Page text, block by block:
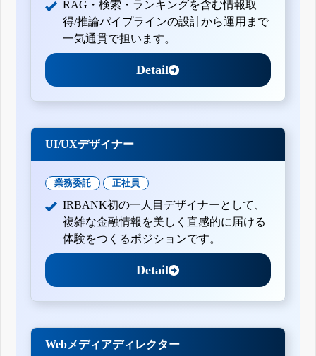
RAG・検索・ランキングを含む情報取
得/推論パイプラインの設計から運用まで
一気通貫で担います。
Detail
UI/UXデザイナー
業務委託 正社員
IRBANK初の一人目デザイナーとして、
複雑な金融情報を美しく直感的に届ける
体験をつくるポジションです。
Detail
Webメディアディレクター